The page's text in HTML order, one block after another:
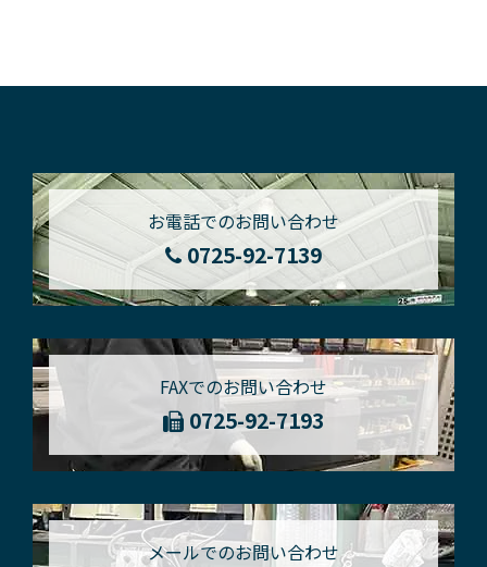
お電話でのお問い合わせ
0725-92-7139
FAXでのお問い合わせ
0725-92-7193
メールでのお問い合わせ